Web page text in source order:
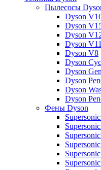
Пылесосы
Dyson
Dyson
Dyson
Dyson V11
Dyson V8
Dyson
Dyson
Dyson
Dyson
Dyson
Фены Dyson